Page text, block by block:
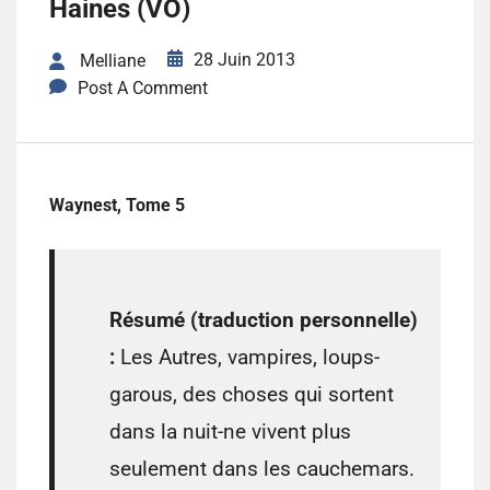
Haines (VO)
Melliane
28 Juin 2013
Post A Comment
Waynest, Tome 5
Résumé (traduction personnelle)
: Les Autres, vampires, loups-
garous, des choses qui sortent
dans la nuit-ne vivent plus
seulement dans les cauchemars.